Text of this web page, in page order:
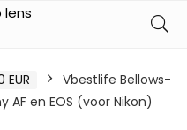
Vbestlife Bellows-
AF en EOS (voor Nikon)